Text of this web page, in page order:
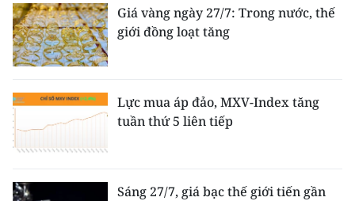
Giá vàng ngày 27/7: Trong nước, thế
giới đồng loạt tăng
Lực mua áp đảo, MXV-Index tăng
tuần thứ 5 liên tiếp
Sáng 27/7, giá bạc thế giới tiến gần